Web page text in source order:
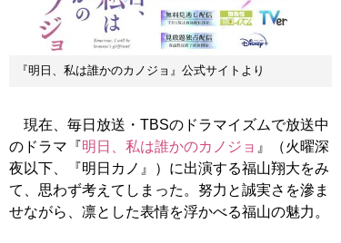
『明日、私は誰かのカノジョ』公式サイトより
現在、毎日放送・TBSのドラマイズムで放送中
のドラマ『明日、私は誰かのカノジョ 』（火曜深
夜 以下、『明日カノ』）に出演する福山翔大をみ
て、思わず考えてしまった。努力と誠実さを滲ま
せながら、凛とした表情を浮かべる福山の魅力。